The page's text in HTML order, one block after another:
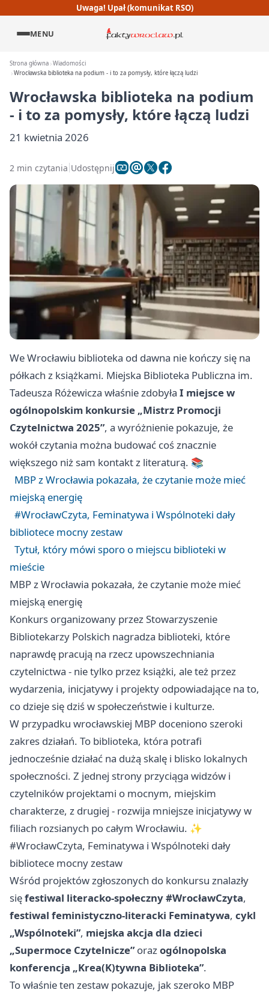
Uwaga! Upał (komunikat RSO)
MENU
Strona główna Wiadomości
Wrocławska biblioteka na podium - i to za pomysły, które łączą ludzi
Wrocławska biblioteka na podium
- i to za pomysły, które łączą ludzi
21 kwietnia 2026
2 min czytania Udostępnij
We Wrocławiu biblioteka od dawna nie kończy się na
półkach z książkami. Miejska Biblioteka Publiczna im.
Tadeusza Różewicza właśnie zdobyła I miejsce w
ogólnopolskim konkursie „Mistrz Promocji
Czytelnictwa 2025”, a wyróżnienie pokazuje, że
wokół czytania można budować coś znacznie
większego niż sam kontakt z literaturą. 📚
MBP z Wrocławia pokazała, że czytanie może mieć
miejską energię
#WrocławCzyta, Feminatywa i Wspólnoteki dały
bibliotece mocny zestaw
Tytuł, który mówi sporo o miejscu biblioteki w
mieście
MBP z Wrocławia pokazała, że czytanie może mieć
miejską energię
Konkurs organizowany przez Stowarzyszenie
Bibliotekarzy Polskich nagradza biblioteki, które
naprawdę pracują na rzecz upowszechniania
czytelnictwa - nie tylko przez książki, ale też przez
wydarzenia, inicjatywy i projekty odpowiadające na to,
co dzieje się dziś w społeczeństwie i kulturze.
W przypadku wrocławskiej MBP doceniono szeroki
zakres działań. To biblioteka, która potrafi
jednocześnie działać na dużą skalę i blisko lokalnych
społeczności. Z jednej strony przyciąga widzów i
czytelników projektami o mocnym, miejskim
charakterze, z drugiej - rozwija mniejsze inicjatywy w
filiach rozsianych po całym Wrocławiu. ✨
#WrocławCzyta, Feminatywa i Wspólnoteki dały
bibliotece mocny zestaw
Wśród projektów zgłoszonych do konkursu znalazły
sięfestiwal literacko-społeczny #WrocławCzyta,
festiwal feministyczno-literacki Feminatywa, cykl
„Wspólnoteki”, miejska akcja dla dzieci
„Supermoce Czytelnicze”orazogólnopolska
konferencja „Krea(K)tywna Biblioteka”.
To właśnie ten zestaw pokazuje, jak szeroko MBP